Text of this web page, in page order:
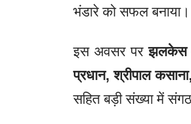
भंडारे को सफल बनाया।
इस अवसर परझलकेस
प्रधान, श्रीपाल
सहित बड़ी संख्या में